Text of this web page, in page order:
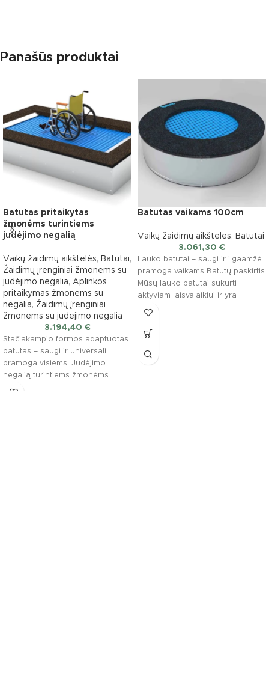
Panašūs produktai
Batutas pritaikytas
žmonėms turintiems
judėjimo negalią
Vaikų žaidimų aikštelės, Batutai,
Žaidimų įrenginiai žmonėms su
judėjimo negalia, Aplinkos
pritaikymas žmonėms su
negalia, Žaidimų įrenginiai
žmonėms su judėjimo negalia
3.194,40 €
Stačiakampio formos adaptuotas
batutas – saugi ir universali
pramoga visiems! Judėjimo
negalią turintiems žmonėms
pritaikytas batutas, skirtas
Batutas vaikams 100cm
Vaikų žaidimų aikštelės, Batutai
3.061,30 €
Lauko batutai – saugi ir ilgaamžė
pramoga vaikams Batutų paskirtis
Mūsų lauko batutai sukurti
aktyviam laisvalaikiui ir yra
pritaikyti įvairioms